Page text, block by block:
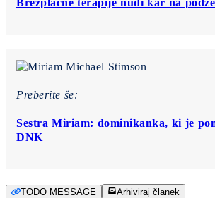
Preberite še:
Sestra Miriam: dominikanka, ki je
DNK
TODO MESSAGE Arhiviraj članek